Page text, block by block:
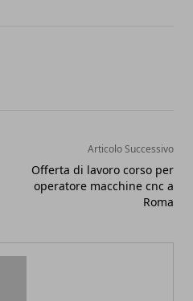
Articolo Successivo
Offerta di lavoro corso per
operatore macchine cnc a
Roma